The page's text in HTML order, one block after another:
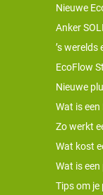
Nieuwe
Anker
’s
EcoFlow
Nieuwe
Wat is
Zo werkt
Wat kost
Wat is
Tips om